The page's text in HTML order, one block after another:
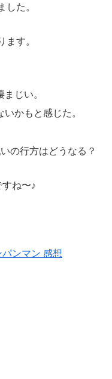
した。
ます。
じい。
かもと感じた。
の行方はどうなる？
ね〜♪
パンマン 感想